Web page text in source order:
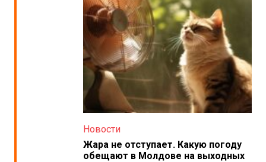
Новости
Жара не отступает. Какую погоду
обещают в Молдове на выходных